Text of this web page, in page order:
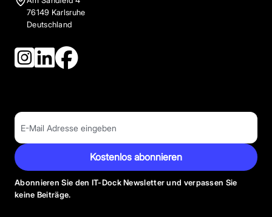
76149 Karlsruhe
Deutschland
Kostenlos abonnieren
Abonnieren Sie den IT-Dock Newsletter und verpassen Sie
keine Beiträge.